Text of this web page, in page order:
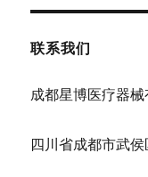
联系我们
成都星博医疗器
四川省成都市武